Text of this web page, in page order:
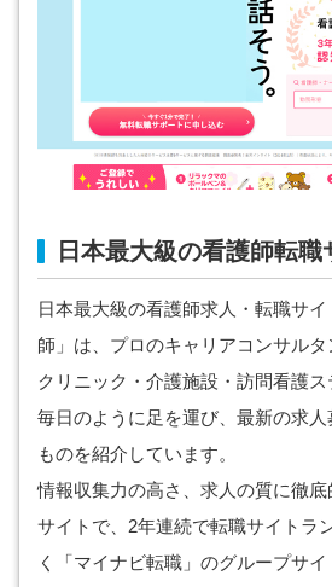
日本最大級の看護師転職
日本最大級の看護師求人・転職サ
師」は、プロのキャリアコンサルタ
クリニック・介護施設・訪問看護
毎日のように足を運び、最新の求
ものを紹介しています。
情報収集力の高さ、求人の質に徹
サイトで、2年連続で転職サイトラ
く「マイナビ転職」のグループサ